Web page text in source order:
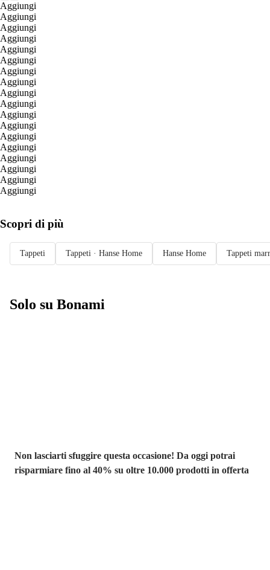
Aggiungi
Aggiungi
Aggiungi
Aggiungi
Aggiungi
Aggiungi
Aggiungi
Aggiungi
Aggiungi
Aggiungi
Aggiungi
Aggiungi
Aggiungi
Aggiungi
Aggiungi
Aggiungi
Aggiungi
Aggiungi
Scopri di più
Tappeti Tappeti · Hanse Home Hanse Home Tappeti
Solo su Bonami
Non lasciarti sfuggire questa occasione! Da oggi potrai
risparmiare fino al 40% su oltre 10.000 prodotti in offerta